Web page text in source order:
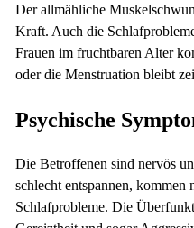
Der allmähliche
Kraft. Auch die
Frauen im fruchtbaren Alter
oder die Menstruation bleibt
Psychische
Die Betroffenen sind nervös
schlecht entspannen, kommen
Schlafprobleme. Die